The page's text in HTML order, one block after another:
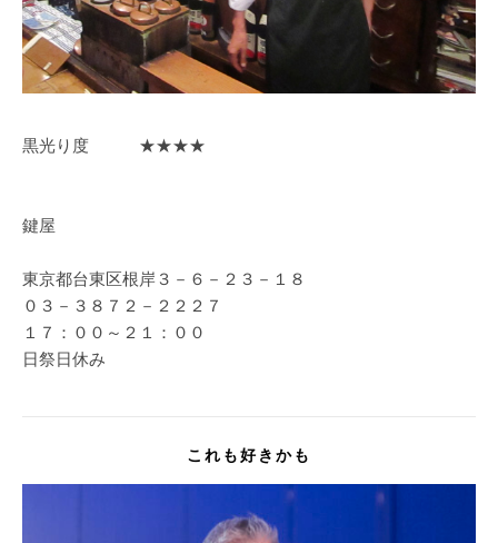
黒光り度 ★★★★
鍵屋
東京都台東区根岸３－６－２３－１８
０３－３８７２－２２２７
１７：００～２１：００
日祭日休み
これも好きかも